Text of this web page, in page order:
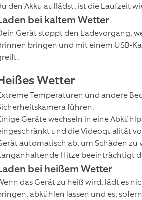
den Akku auflädst, ist die Laufzeit
bei kaltem Wetter
Gerät stoppt den Ladevorgang,
bringen und mit einem USB-
Wetter
Temperaturen und andere
führen.
Geräte wechseln in eine
und die Videoqualität
automatisch ab, um Schäden zu
Hitze beeinträchtigt
bei heißem Wetter
das Gerät zu heiß wird, lädt es
abkühlen lassen und es,